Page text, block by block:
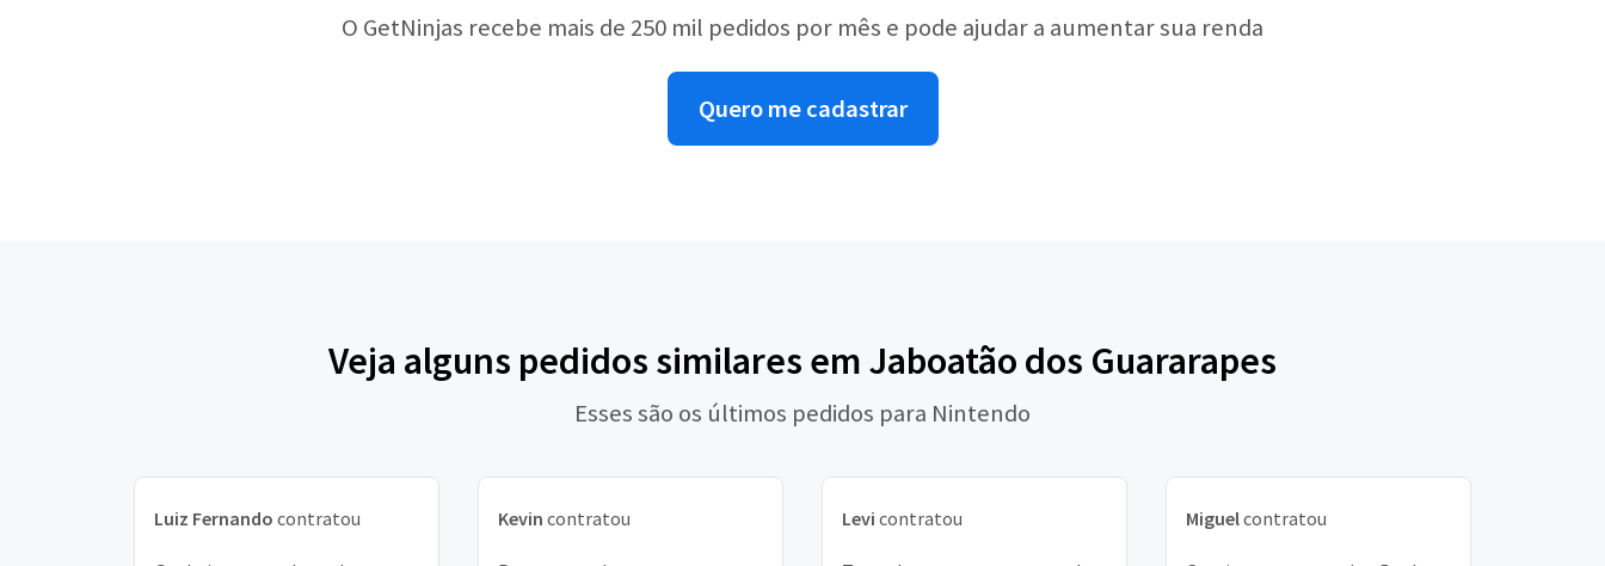
O GetNinjas recebe mais de 250 mil pedidos por mês e pode ajudar a aumentar sua renda
Quero me cadastrar
Veja alguns pedidos similares em Jaboatão dos Guararapes
Esses são os últimos pedidos para Nintendo
Luiz Fernando contratou Kevin contratou Levi contratou Miguelcontratou